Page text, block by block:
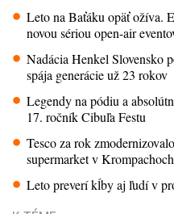
Leto na Baťáku opäť ožíva.
novou sériou open-air
Nadácia Henkel Slovensko
spája generácie už 23 rokov
Legendy na pódiu a
17. ročník Cibuľa Festu
Tesco za rok
supermarket v Krompachoch
Leto preverí kĺby aj ľudí v